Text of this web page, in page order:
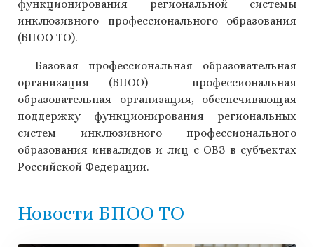
функционирования региональной системы
инклюзивного профессионального образования
(БПОО ТО).
Базовая профессиональная образовательная
организация (БПОО) - профессиональная
образовательная организация, обеспечивающая
поддержку функционирования региональных
систем инклюзивного профессионального
образования инвалидов и лиц с ОВЗ в субъектах
Российской Федерации.
Новости БПОО ТО